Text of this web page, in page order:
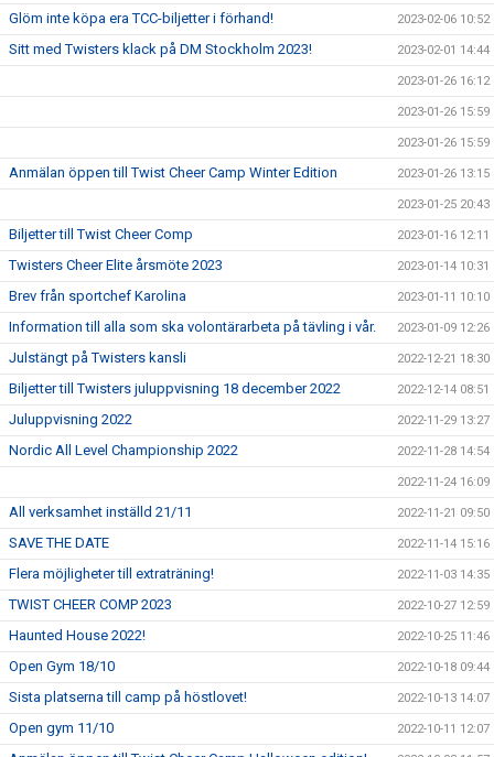
Glöm inte köpa era TCC-biljetter i förhand! 2023-02-06 10:52
Sitt med Twisters klack på DM Stockholm 2023! 2023-02-01 14:44
2023-01-26 16:12
2023-01-26 15:59
2023-01-26 15:59
Anmälan öppen till Twist Cheer Camp Winter Edition 2023-01-26 13:15
2023-01-25 20:43
Biljetter till Twist Cheer Comp 2023-01-16 12:11
Twisters Cheer Elite årsmöte 2023 2023-01-14 10:31
Brev från sportchef Karolina 2023-01-11 10:10
Information till alla som ska volontärarbeta på tävling i vår. 2023-01-09 12:26
Julstängt på Twisters kansli 2022-12-21 18:30
Biljetter till Twisters juluppvisning 18 december 2022 2022-12-14 08:51
Juluppvisning 2022 2022-11-29 13:27
Nordic All Level Championship 2022 2022-11-28 14:54
2022-11-24 16:09
All verksamhet inställd 21/11 2022-11-21 09:50
SAVE THE DATE 2022-11-14 15:16
Flera möjligheter till extraträning! 2022-11-03 14:35
TWIST CHEER COMP 2023 2022-10-27 12:59
Haunted House 2022! 2022-10-25 11:46
Open Gym 18/10 2022-10-18 09:44
Sista platserna till camp på höstlovet! 2022-10-13 14:07
Open gym 11/10 2022-10-11 12:07